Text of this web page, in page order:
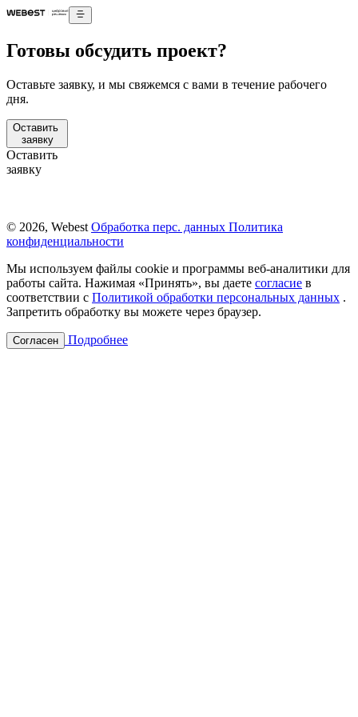
Готовы обсудить проект?
Оставьте заявку, и мы свяжемся с вами в течение рабочего
дня.
Оставить
заявку
Оставить
заявку
© 2026, Webest Обработка перс. данных Политика
конфиденциальности
Мы используем файлы cookie и программы веб-аналитики для
работы сайта. Нажимая «Принять», вы даете согласие в
соответствии с Политикой обработки персональных данных .
Запретить обработку вы можете через браузер.
Согласен Подробнее